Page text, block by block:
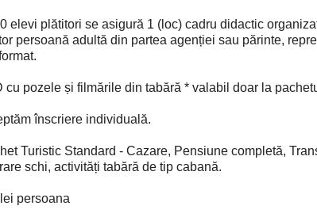
elevi plătitori se asigură 1 (loc) cadru didactic
persoană adultă din partea agenției sau părinte,
cu pozele și filmările din tabără * valabil doar la
înscriere individuală.
Turistic Standard - Cazare, Pensiune completă,
schi, activități tabără de tip cabană.
persoana